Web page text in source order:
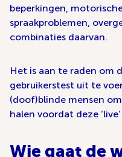
beperkingen,
spraakproblemen,
combinaties daarvan.
Het is aan te raden om
gebruikerstest uit te
(doof)blinde mensen
halen voordat deze
Wie gaat de